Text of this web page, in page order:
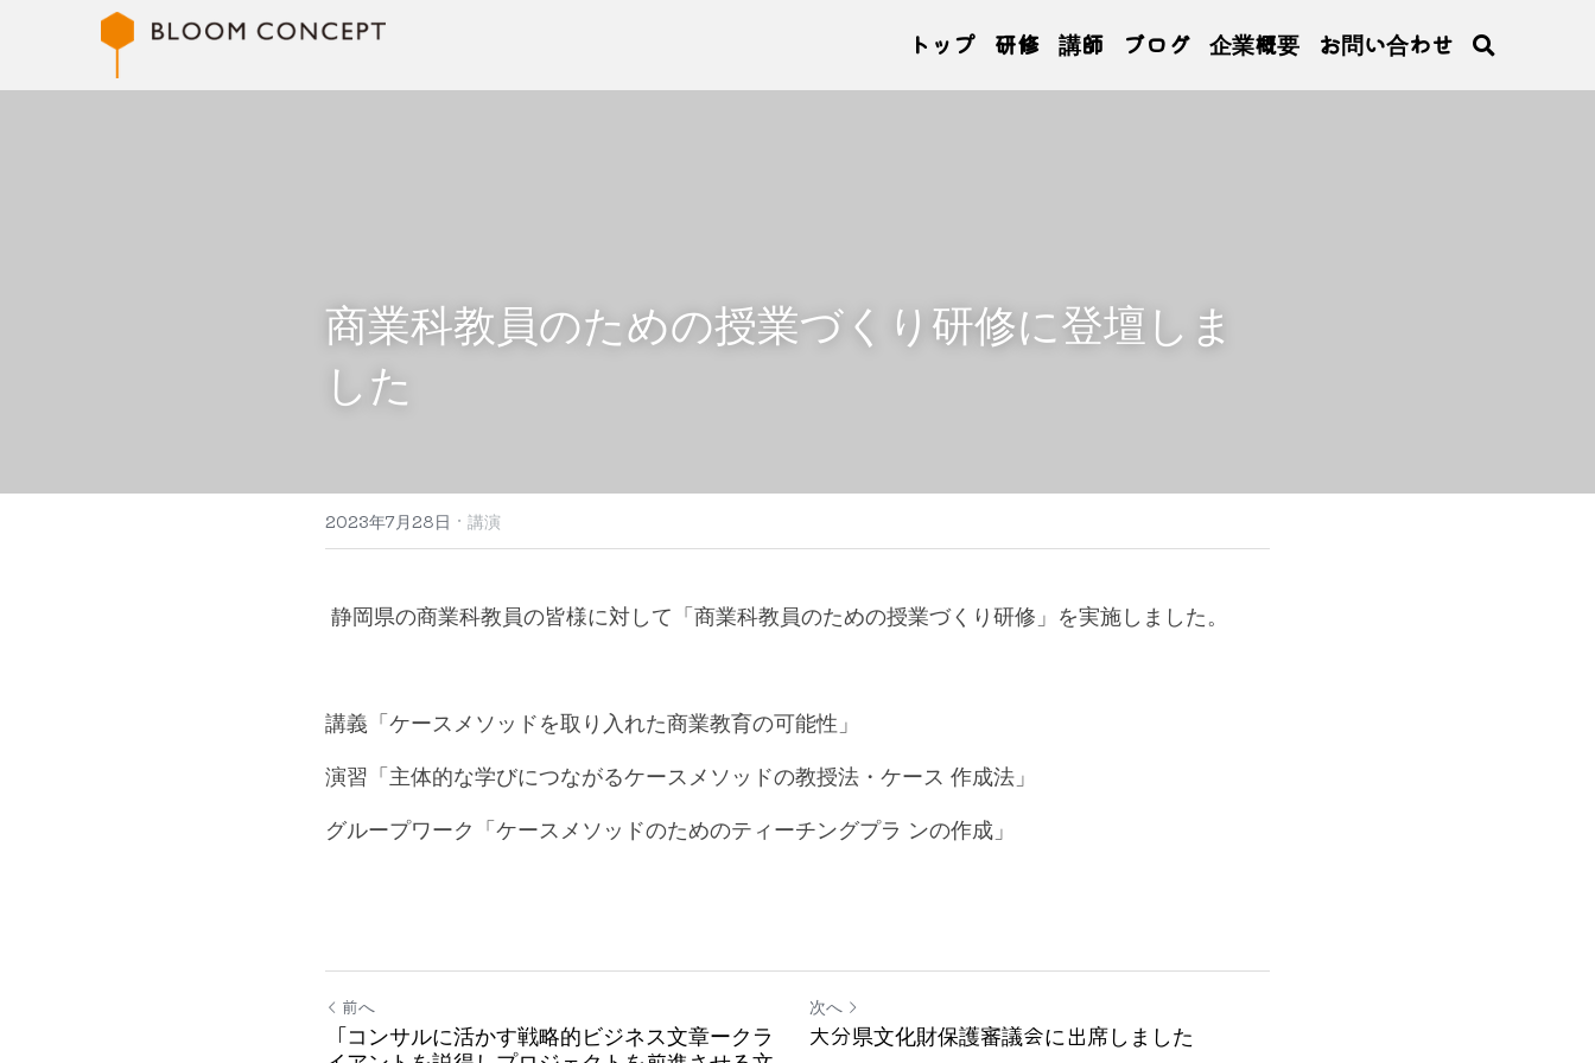
トップ 研修 講師 ブログ 企業概要 お問い合わせ
商業科教員のための授業づくり研修に登壇しまし
た
2023年7月28日 · 講演
静岡県の商業科教員の皆様に対して「商業科教員のための授業づくり研修」を実施しました。
講義「ケースメソッドを取り入れた商業教育の可能性」
演習「主体的な学びにつながるケースメソッドの教授法・ケース 作成法」
グループワーク「ケースメソッドのためのティーチングプラ ンの作成」
前へ
「コンサルに活かす戦略的ビジネス文章ークラ
次へ
大分県文化財保護審議会に出席しました